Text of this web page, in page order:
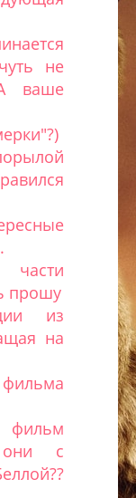
не
ваше
части
прошу
из
на
фильм
с